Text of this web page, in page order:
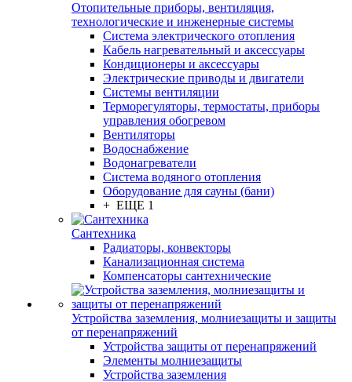
Отопительные приборы, вентиляция,
технологические и инженерные системы
Система электрического отопления
Кабель нагревательный и аксессуары
Кондиционеры и аксессуары
Электрические приводы и двигатели
Системы вентиляции
Терморегуляторы, термостаты, приборы
управления обогревом
Вентиляторы
Водоснабжение
Водонагреватели
Система водяного отопления
Оборудование для сауны (бани)
+ ЕЩЕ 1
Сантехника
Радиаторы, конвекторы
Канализационная система
Компенсаторы сантехнические
Устройства заземления, молниезащиты и защиты
от перенапряжений
Устройства защиты от перенапряжений
Элементы молниезащиты
Устройства заземления